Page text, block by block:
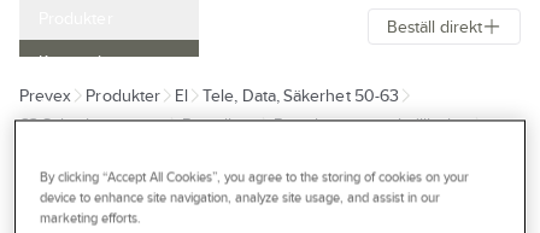
Kampanjer
Outlet
Bli kund
Beställ direkt
Prevex Produkter El
Tele, Data, Säkerhet 50-63
63 Säkerhetssystem
Brandlarm
Brandvarnare och tillbehör
By clicking “Accept All Cookies”, you agree to the storing of cookies on your
device to enhance site navigation, analyze site usage, and assist in our
marketing efforts.